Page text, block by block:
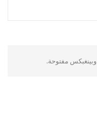
وبينغبكس مفتوحة.